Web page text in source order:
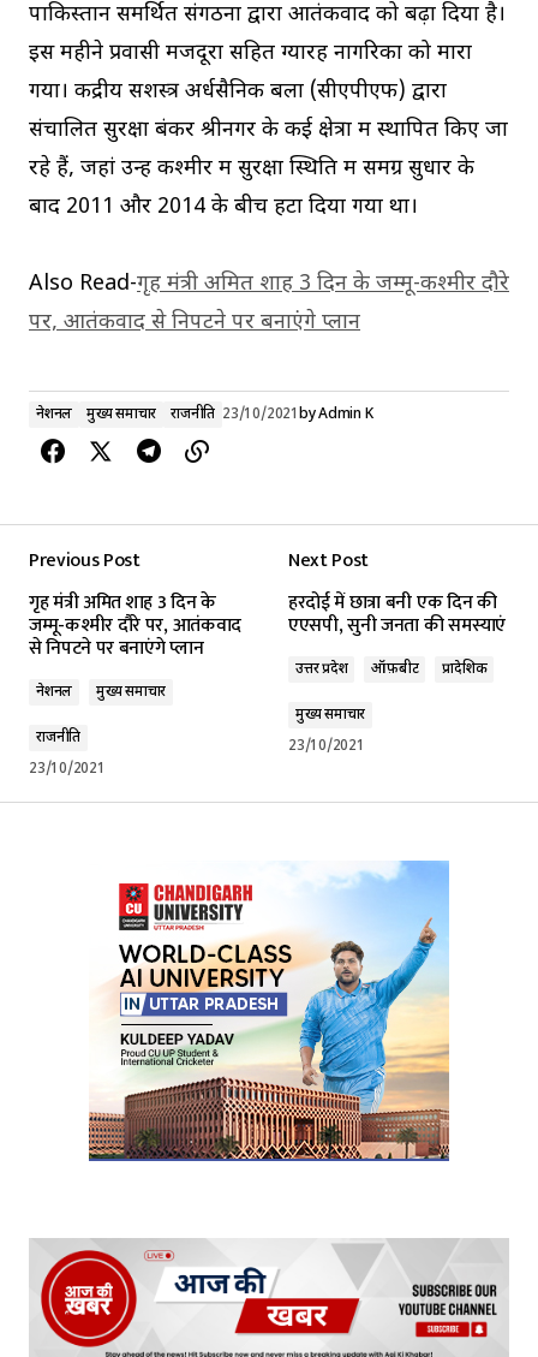
पाकिस्तान समर्थित संगठनों द्वारा आतंकवाद को बढ़ा दिया है।
इस महीने प्रवासी मजदूरों सहित ग्यारह नागरिकों को मारा
गया। केंद्रीय सशस्त्र अर्धसैनिक बलों (सीएपीएफ) द्वारा
संचालित सुरक्षा बंकर श्रीनगर के कई क्षेत्रों में स्थापित किए जा
रहे हैं, जहां उन्हें कश्मीर में सुरक्षा स्थिति में समग्र सुधार के
बाद 2011 और 2014 के बीच हटा दिया गया था।
Also Read-गृह मंत्री अमित शाह 3 दिन के जम्मू-कश्मीर दौरे
पर, आतंकवाद से निपटने पर बनाएंगे प्लान
नेशनल मुख्य समाचार राजनीति 23/10/2021byAdmin K
Previous Post
गृह मंत्री अमित शाह 3 दिन के
जम्मू-कश्मीर दौरे पर, आतंकवाद
से निपटने पर बनाएंगे प्लान
नेशनल मुख्य समाचार
राजनीति
23/10/2021
Next Post
हरदोई में छात्रा बनी एक दिन की
एएसपी, सुनी जनता की समस्याएं
उत्तर प्रदेश ऑफ़बीट प्रादेशिक
मुख्य समाचार
23/10/2021